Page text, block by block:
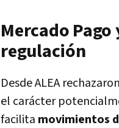
Mercado Pago
regulación
Desde ALEA
el carácter
facilita movimientos